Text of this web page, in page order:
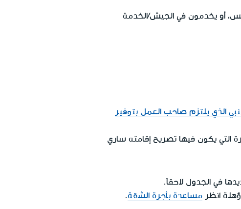
أو يخدمون في الجيش/الخدمة
الذي يلتزم صاحب العمل بتوفير
التي يكون فيها تصريح إقامته ساري
في الجدول لاحقاً.
انظر مساعدة بأجرة الشقة.